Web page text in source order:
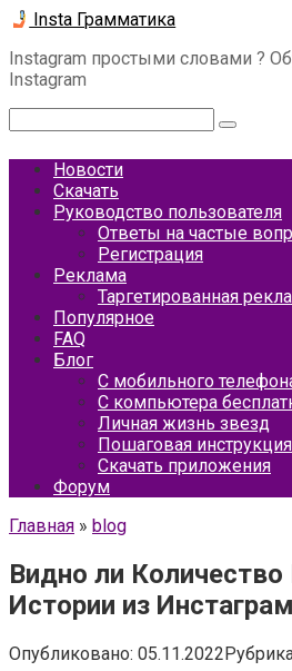
Перейти
контенту
Insta Грамматика
Instagram простыми словами ?
Instagram
Новости
Скачать
Руководство пользователя
Ответы на частые
Регистрация
Реклама
Таргетированная
Популярное
FAQ
Блог
С мобильного
С компьютера
Личная жизнь звезд
Пошаговая инструкция
Скачать приложения
Форум
Главная » blog
Видно ли
Истории из
Опубликовано: 05.11.2022